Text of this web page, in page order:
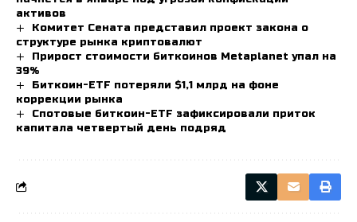
активов
Комитет Сената представил проект закона о
структуре рынка криптовалют
Прирост стоимости биткоинов Metaplanet упал на
39%
Биткоин-ETF потеряли $1,1 млрд на фоне
коррекции рынка
Спотовые биткоин-ETF зафиксировали приток
капитала четвертый день подряд